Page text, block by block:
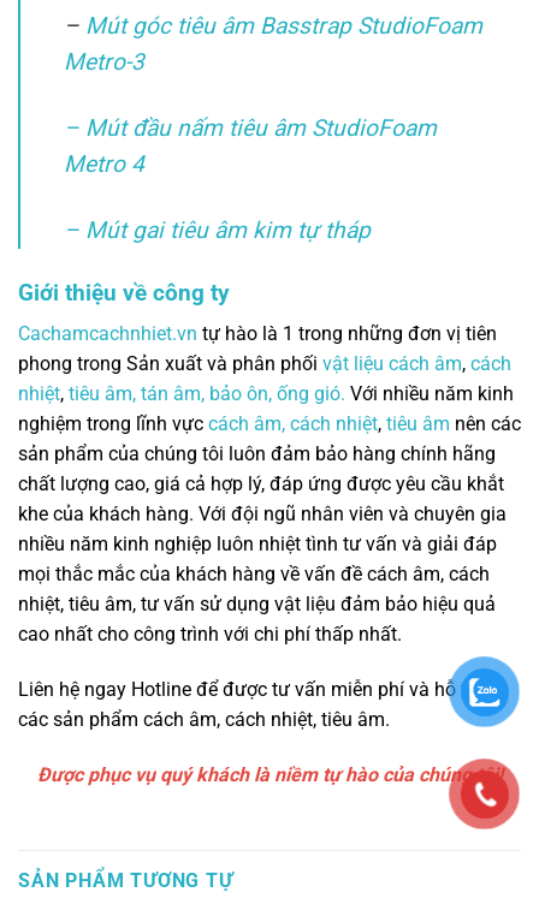
– Mút góc tiêu âm Basstrap StudioFoam
Metro-3
– Mút đầu nấm tiêu âm StudioFoam
Metro 4
– Mút gai tiêu âm kim tự tháp
Giới thiệu về công ty
Cachamcachnhiet.vn tự hào là 1 trong những đơn vị tiên
phong trong Sản xuất và phân phối vật liệu cách âm, cách
nhiệt, tiêu âm, tán âm, bảo ôn, ống gió. Với nhiều năm kinh
nghiệm trong lĩnh vực cách âm, cách nhiệt, tiêu âm nên các
sản phẩm của chúng tôi luôn đảm bảo hàng chính hãng
chất lượng cao, giá cả hợp lý, đáp ứng được yêu cầu khắt
khe của khách hàng. Với đội ngũ nhân viên và chuyên gia
nhiều năm kinh nghiệp luôn nhiệt tình tư vấn và giải đáp
mọi thắc mắc của khách hàng về vấn đề cách âm, cách
nhiệt, tiêu âm, tư vấn sử dụng vật liệu đảm bảo hiệu quả
cao nhất cho công trình với chi phí thấp nhất.
Liên hệ ngay Hotline để được tư vấn miễn phí và hỗ trợ về
các sản phẩm cách âm, cách nhiệt, tiêu âm.
Được phục vụ quý khách là niềm tự hào của chúng tôi!
SẢN PHẨM TƯƠNG TỰ